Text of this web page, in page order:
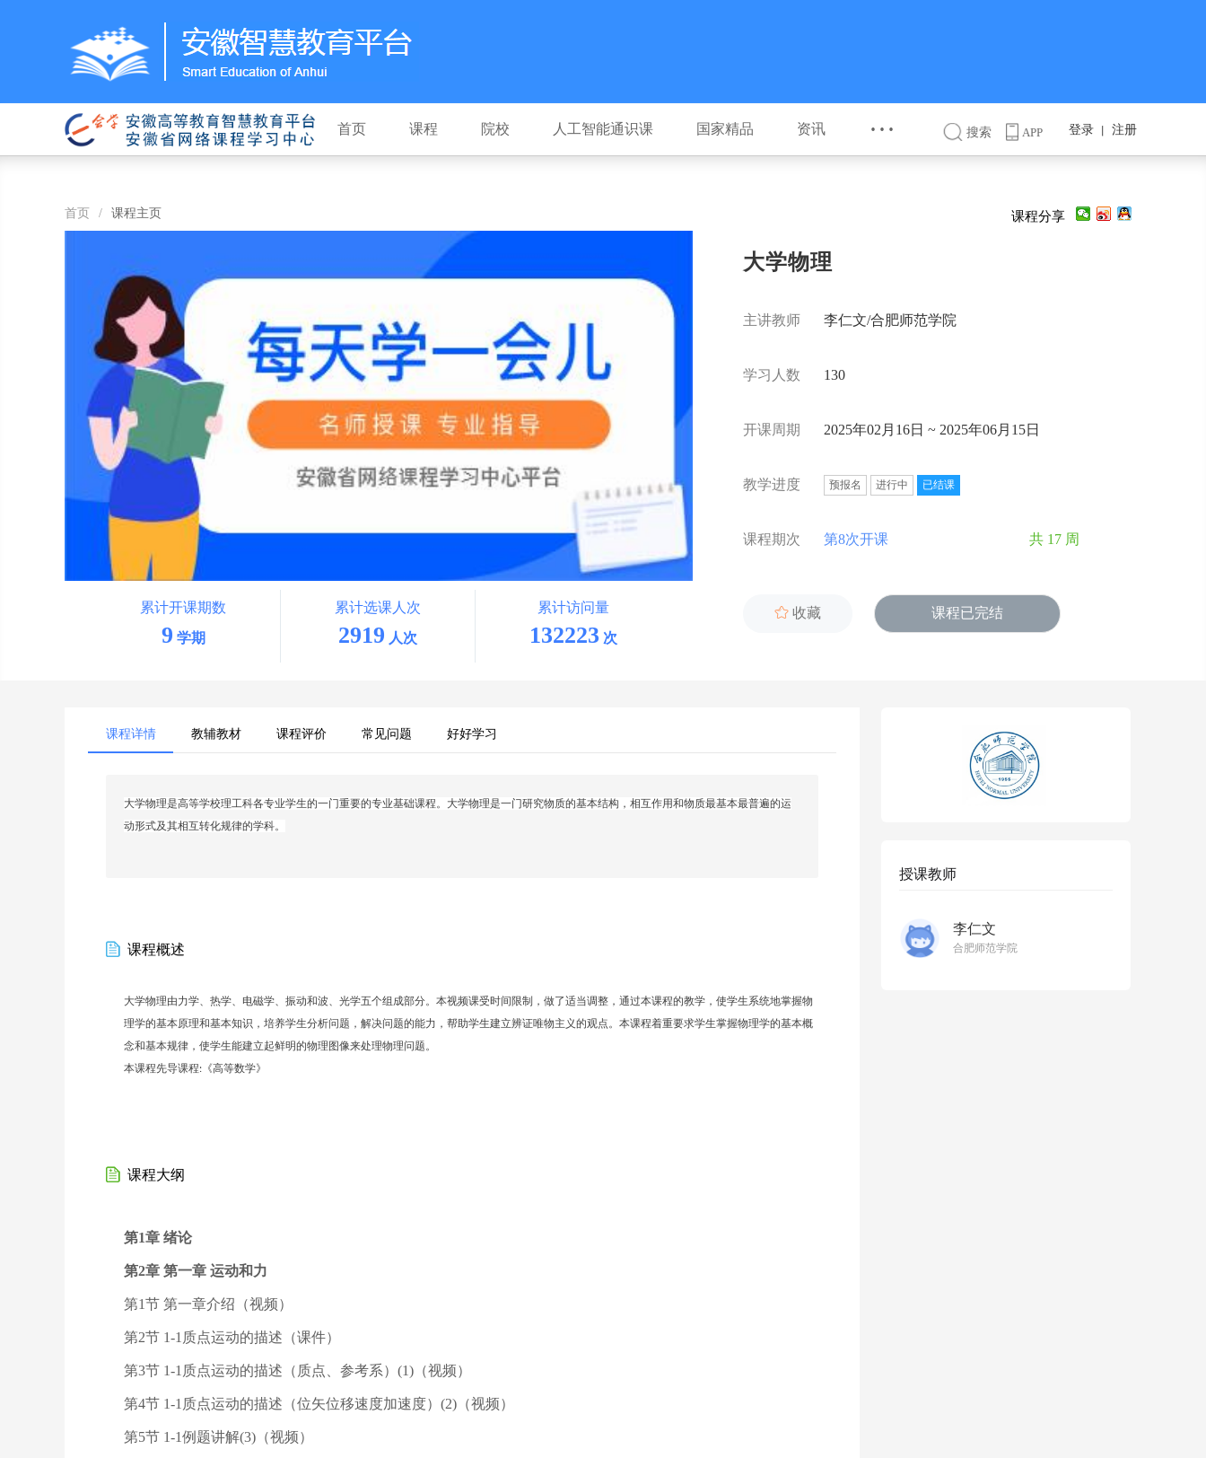
首页 课程 院校 人工智能通识课 国家精品 资讯 ··· 搜索 APP 登录 注册
首页 / 课程主页
累计开课期数
9 学期
累计选课人次
2919 人次
累计访问量
132223 次
课程分享
大学物理
主讲教师 李仁文/合肥师范学院
学习人数 130
开课周期 2025年02月16日 ~ 2025年06月15日
教学进度 预报名 进行中 已结课
课程期次 第8次开课 共 17 周
 收藏 课程已完结
课程详情 教辅教材 课程评价 常见问题 好好学习
大学物理是高等学校理工科各专业学生的一门重要的专业基础课程。 大学物理是一门研究物质的基本结构，相互作用和物质最基本最普遍的运
动形式及其相互转化规律的学科。
课程概述
大学物理由力学、 热学、 电磁学、振动和波、光学五个组成部分。 本视频课受时间限制，做了适当调整， 通过本课程的教学，使学生系统地掌握物
理学的基本原理和基本知识，培养学生分析问题，解决问题的能力，帮助学生建立辨证唯物主义的观点。 本课程着重要求学生掌握物理学的基本概
念和基本规律，使学生能建立起鲜明的物理图像来处理物理问题。
本课程先导课程: 《高等数学》
课程大纲
第1章 绪论
第2章 第一章 运动和力
第1节 第一章介绍（视频）
第2节 1-1质点运动的描述（课件）
第3节 1-1质点运动的描述（质点、参考系）(1)（视频）
第4节 1-1质点运动的描述（位矢位移速度加速度）(2)（视频）
第5节 1-1例题讲解(3)（视频）
授课教师
李仁文
合肥师范学院